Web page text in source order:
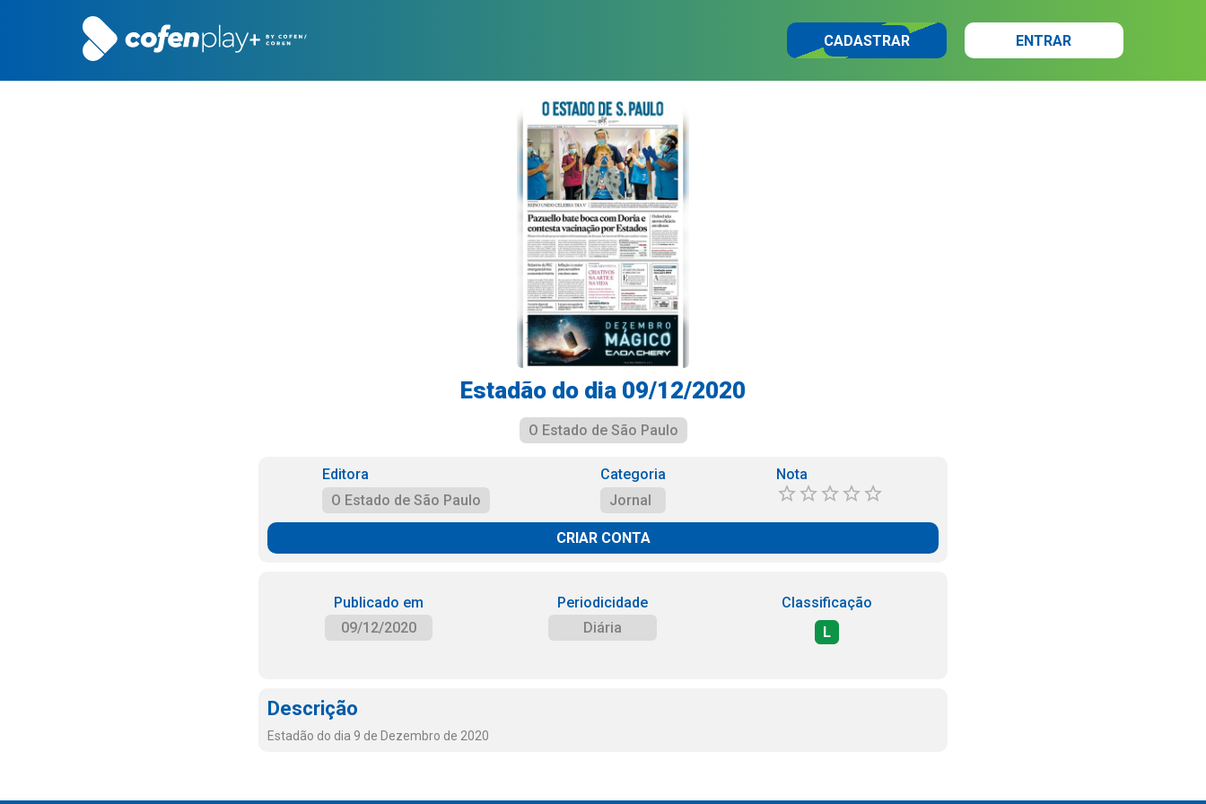
CADASTRAR ENTRAR
Estadão do dia 09/12/2020
O Estado de São Paulo
Editora
O Estado de São Paulo
Categoria
Jornal
Nota
CRIAR CONTA
Publicado em
09/12/2020
Periodicidade
Diária
Classificação
L
Descrição
Estadão do dia 9 de Dezembro de 2020